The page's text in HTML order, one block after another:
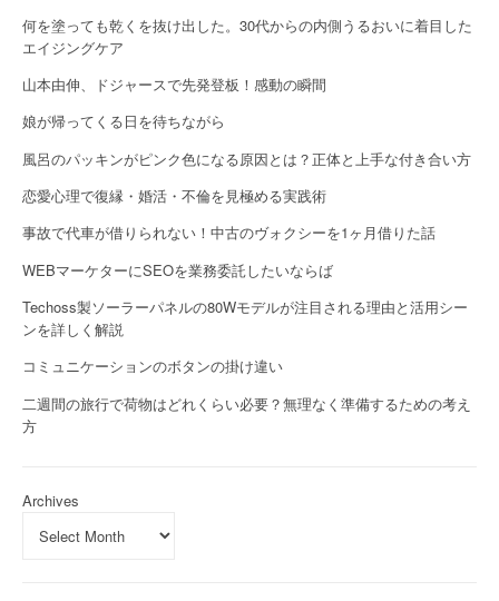
何を塗っても乾くを抜け出した。30代からの内側うるおいに着目した
エイジングケア
山本由伸、ドジャースで先発登板！感動の瞬間
娘が帰ってくる日を待ちながら
風呂のパッキンがピンク色になる原因とは？正体と上手な付き合い方
恋愛心理で復縁・婚活・不倫を見極める実践術
事故で代車が借りられない！中古のヴォクシーを1ヶ月借りた話
WEBマーケターにSEOを業務委託したいならば
Techoss製ソーラーパネルの80Wモデルが注目される理由と活用シー
ンを詳しく解説
コミュニケーションのボタンの掛け違い
二週間の旅行で荷物はどれくらい必要？無理なく準備するための考え
方
Archives